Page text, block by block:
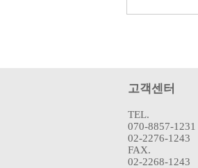
고객센터
TEL.
070-8857-1231
02-2276-1243
FAX.
02-2268-1243